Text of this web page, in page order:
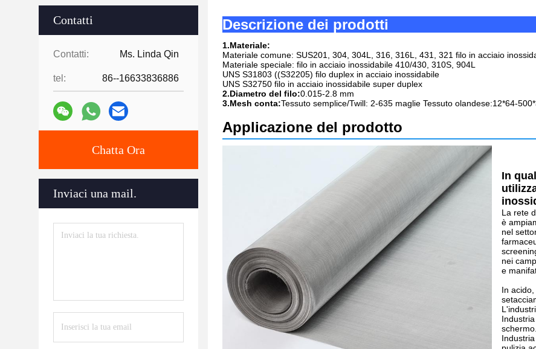
Contatti
Contatti: Ms. Linda Qin
tel: 86--16633836886
Chatta Ora
Inviaci una mail.
Descrizione dei prodotti
1.Materiale:
Materiale comune: SUS201, 304, 304L, 316, 316L, 431, 321 filo in acciaio
Materiale speciale: filo in acciaio inossidabile 410/430, 310S, 904L
UNS S31803 ((S32205) filo duplex in acciaio inossidabile
UNS S32750 filo in acciaio inossidabile super duplex
2.Diametro del filo:0.015-2.8 mm
3.Mesh conta:Tessuto semplice/Twill: 2-635 maglie Tessuto olandese:12*64-
Applicazione del prodotto
In
La rete
è
nel
nei
e
In
schermo.